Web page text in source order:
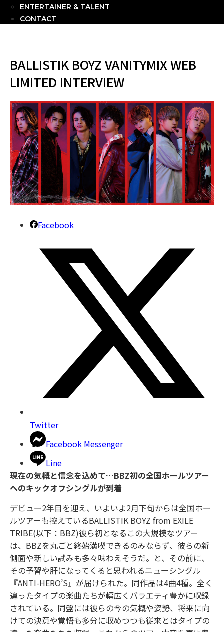
ENTERTAINER & TALENT
CONTACT
BALLISTIK BOYZ VANITYMIX WEB
LIMITED INTERVIEW
Facebook
Twitter
Facebook Messenger
Line
現在の気概と信念を込めて…BBZ初の全国ホールツアー
へのキックオフシングルが到着
デビュー2年目を迎え、いよいよ2月下旬からは全国ホー
ルツアーも控えているBALLISTIK BOYZ from EXILE
TRIBE(以下：BBZ)彼ら初となるこの大規模なツアー
は、BBZを丸ごと終始満喫できるのみならず、彼らの新
側面や新しい試みも多々味わえそうだ。と、その前に、
その予習や肝になってくると思われるニューシングル
『ANTI-HERO’S』が届けられた。同作品は4曲4種。全く
違ったタイプの楽曲たちが幅広くバラエティ豊かに収録
されている。同盤には彼らの今の気概や姿勢、将来に向
けての決意や覚悟も多分に収めつつも従来とはタイプの